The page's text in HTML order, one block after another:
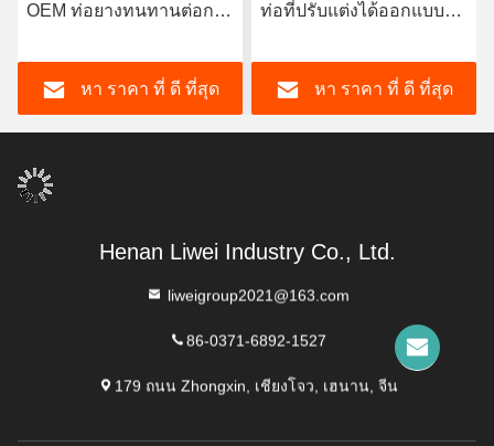
OEM ท่อยางทนทานต่อการ
ธรรมชาติทนทาน
Neoprene EPDM และวัสดุ
บรรจุ Nitrile สําหรับผลงาน
หา ราคา ที่ ดี ที่สุด
ท่อที่ปรับแต่งได้ออกแบบให้
มม. ให้ความต้านทานการ
กัดกร่อนที่ดีเยี่ยม
หา ราคา ที่ ดี ที่สุด
Henan Liwei Industry Co., Ltd.
liweigroup2021@163.com
86-0371-6892-1527
179 ถนน Zhongxin, เชียงโจว, เฮนาน, จีน